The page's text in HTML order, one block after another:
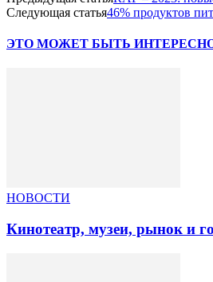
Следующая статья46% продуктов
ЭТО МОЖЕТ БЫТЬ
НОВОСТИ
Кинотеатр, музеи, рынок и